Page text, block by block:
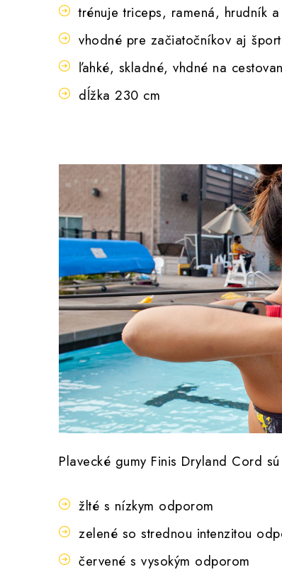
trénuje triceps, ramená, hrudník
vhodné pre začiatočníkov aj
ľahké, skladné, vhdné na
dĺžka 230 cm
Plavecké gumy Finis Dryland Cord
žlté s nízkym odporom
zelené so strednou intenzitou
červené s vysokým odporom